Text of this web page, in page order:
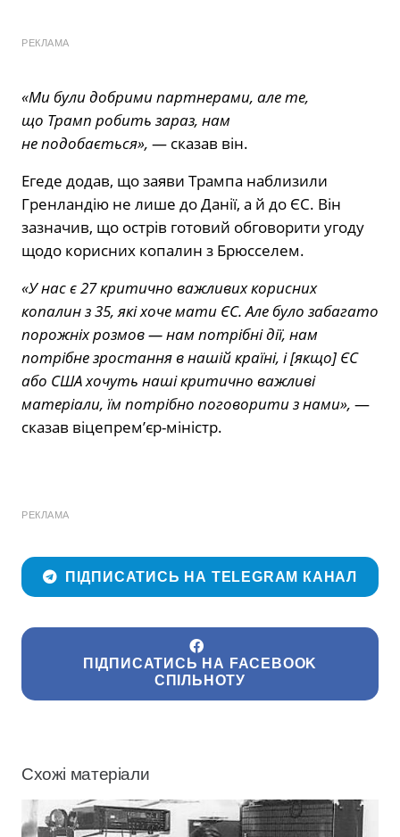
РЕКЛАМА
«Ми були добрими партнерами, але те,
що Трамп робить зараз, нам
не подобається», — сказав він.
Егеде додав, що заяви Трампа наблизили
Гренландію не лише до Данії, а й до ЄС. Він
зазначив, що острів готовий обговорити угоду
щодо корисних копалин з Брюсселем.
«У нас є 27 критично важливих корисних
копалин з 35, які хоче мати ЄС. Але було забагато
порожніх розмов — нам потрібні дії, нам
потрібне зростання в нашій країні, і [якщо] ЄС
або США хочуть наші критично важливі
матеріали, їм потрібно поговорити з нами», —
сказав віцепрем’єр-міністр.
РЕКЛАМА
ПІДПИСАТИСЬ НА TELEGRAM КАНАЛ
ПІДПИСАТИСЬ НА FACEBOOK
СПІЛЬНОТУ
Схожі матеріали